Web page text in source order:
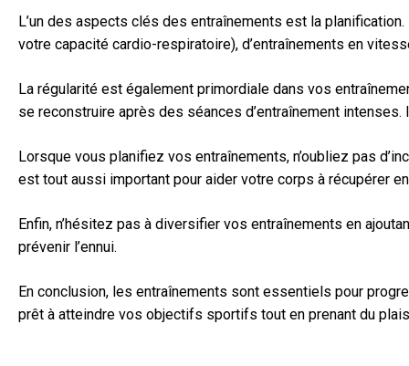
L’un des aspects clés des entraînements est la
votre capacité cardio-respiratoire), d’entraînements en
La régularité est également primordiale dans vos
se reconstruire après des séances d’entraînement
Lorsque vous planifiez vos entraînements, n’oubliez pas
est tout aussi important pour aider votre corps à récupérer
Enfin, n’hésitez pas à diversifier vos entraînements en
prévenir l’ennui.
En conclusion, les entraînements sont essentiels pour
prêt à atteindre vos objectifs sportifs tout en prenant du